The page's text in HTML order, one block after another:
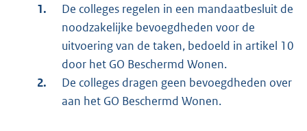
De colleges regelen in een mandaatbesluit de
noodzakelijke bevoegdheden voor de
uitvoering van de taken, bedoeld in artikel 10
door het GO Beschermd Wonen.
De colleges dragen geen bevoegdheden over
aan het GO Beschermd Wonen.